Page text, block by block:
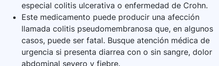
especial colitis ulcerativa o enfermedad de Crohn.
Este medicamento puede producir una afección
llamada colitis pseudomembranosa que, en algunos
casos, puede ser fatal. Busque atención médica de
urgencia si presenta diarrea con o sin sangre, dolor
abdominal severo y fiebre.